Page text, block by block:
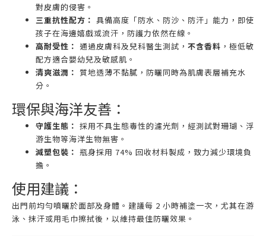
對皮膚的侵害。
三重抗性配方： 具備高度「防水、防沙、防汗」能力，即使
孩子在海邊嬉戲或流汗，防護力依然在線。
高耐受性： 通過皮膚科及兒科醫生測試， 不含香料 ，極低敏
配方適合嬰幼兒及敏感肌。
清爽滋潤： 質地透薄不黏膩，防曬同時為肌膚表層補充水
分。
環保與海洋友善：
守護生態： 採用不具生態毒性的濾光劑，經測試對珊瑚、浮
游生物等海洋生物無害。
減塑包裝： 瓶身採用 74% 回收材料製成，致力減少環境負
擔。
使用建議：
出門前均勻噴曬於面部及身體。建議每 2 小時補塗一次，尤其在游
泳、抹汗或用毛巾擦拭後，以維持最佳防曬效果。